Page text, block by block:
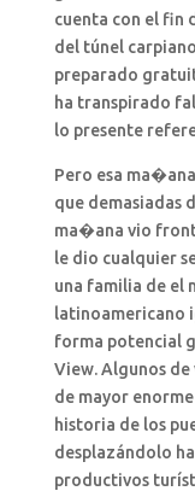
cuenta con el fin
del túnel
preparado
ha transpirado
lo presente
Pero esa
que demasiadas
ma�ana vio
le dio cualquier
una familia de el
latinoamericano
forma potencial
View. Algunos de
de mayor
historia de los
desplazándolo
productivos